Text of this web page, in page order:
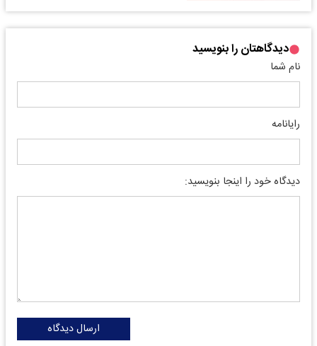
دیدگاهتان را بنویسید
نام شما
رایانامه
دیدگاه خود را اینجا بنویسید:
ارسال دیدگاه